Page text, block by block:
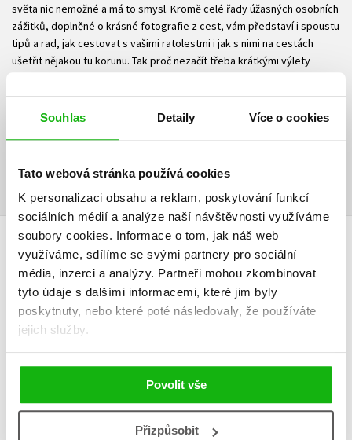
Souhlas Detaily Více o cookies
Tato webová stránka používá cookies
K personalizaci obsahu a reklam, poskytování funkcí
sociálních médií a analýze naší návštěvnosti využíváme
soubory cookies. Informace o tom, jak náš web
využíváme, sdílíme se svými partnery pro sociální
média, inzerci a analýzy. Partneři mohou zkombinovat
tyto údaje s dalšími informacemi, které jim byly
poskytnuty, nebo které poté následovaly, že používáte
jejich služby.
Povolit vše
Přizpůsobit
světa nic nemožné a má to smysl. Kromě celé řady úžasných osobních
zážitků, doplněné o krásné fotografie z cest, vám představí i spoustu
tipů a rad, jak cestovat s vašimi ratolestmi i jak s nimi na cestách
ušetřit nějakou tu korunu. Tak proč nezačít třeba krátkými výlety
Ke stažení
HODNOCENÍ ČTENÁŘŮ
V současné době nejsou vytvořena žádná uživatelská hodnocení.
Vaše hodnocení